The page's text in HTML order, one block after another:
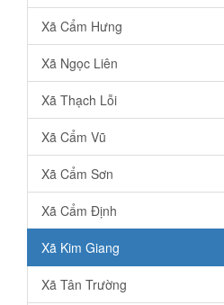
Xã Cẩm Hưng
Xã Ngọc Liên
Xã Thạch Lỗi
Xã Cẩm Vũ
Xã Cẩm Sơn
Xã Cẩm Định
Xã Kim Giang
Xã Tân Trường